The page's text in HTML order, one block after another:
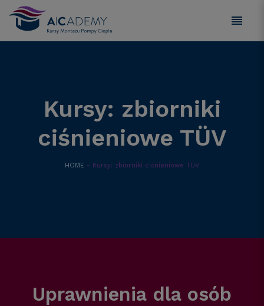
Kursy: zbiorniki
ciśnieniowe TÜV
HOME - Kursy: zbiorniki ciśnieniowe TÜV
Uprawnienia dla osób